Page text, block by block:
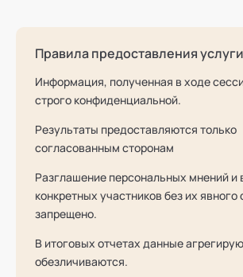
Правила предоставления услуги
Информация, полученная в ходе
строго конфиденциальной.
Результаты предоставляются только
согласованным сторонам
Разглашение персональных мнений и
конкретных участников без их явного
запрещено.
В итоговых отчетах данные
обезличиваются.